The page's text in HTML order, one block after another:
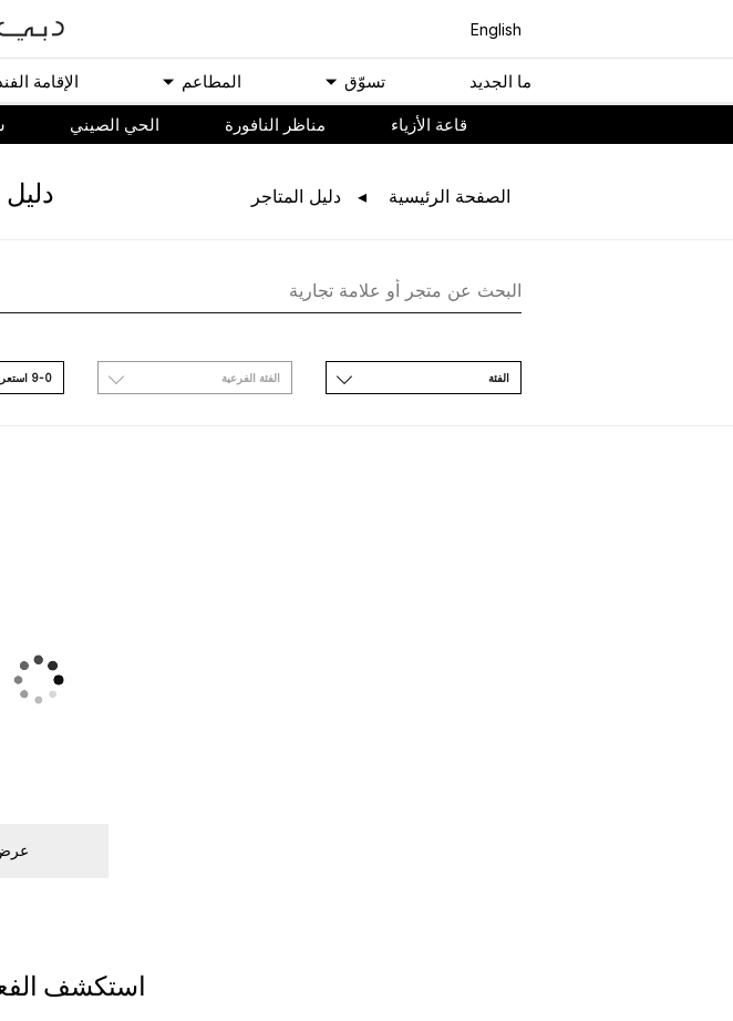
English
ﻣﺎ اﻟﺠﺪﻳﺪ ﺗﺴﻮّﻕ اﻟﻤﻄﺎﻋﻢ اﻹﻗﺎﻣﺔ
ﻗﺎﻋﺔ اﻷﺯﻳﺎء مناظر النافورة الحي الصيني
اﻟﺼﻔﺤﺔ اﻟﺮﺋﻴﺴﻴﺔ ﺩﻟﻴﻞ اﻟﻤﺘﺎﺟﺮ ﺩﻟﻴﻞ
اﻟﻔﺌﺔ اﻟﻔﺌﺔ اﻟﻔﺮﻋﻴﺔ 9-0 اﺳﺘﻌﺮﺽ ﻣﻦ
ﻋﺮﺽ
اﺳﺘﻜﺸﻒ